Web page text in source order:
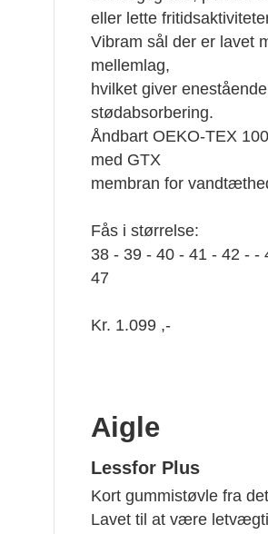
eller lette
Vibram sål der er lavet
mellemlag,
hvilket giver enestående
stødabsorbering.
Åndbart OEKO-TEX
med GTX
membran for
Fås i størrelse:
38 - 39 - 40 - 41 - 42 - -
47
Kr. 1.099 ,-
Aigle
Lessfor Plus
Kort gummistøvle fra
Lavet til at være